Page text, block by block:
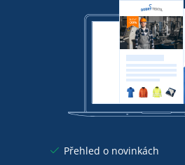
Přehled o novinkách